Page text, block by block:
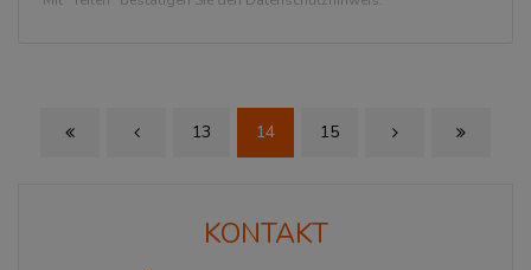
First Page Previous Page
13 14 15 Next PageLast Page
KONTAKT